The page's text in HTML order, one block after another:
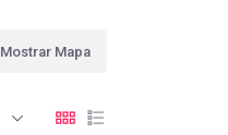
Mostrar Mapa